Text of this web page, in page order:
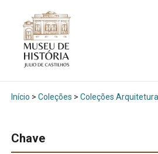
Início > Coleções > Coleções
Chave